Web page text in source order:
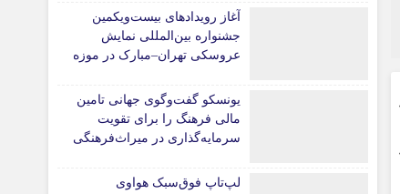
آغاز رویدادهای بیست‌ویکمین
جشنواره بین‌المللی نمایش
عروسکی تهران–مبارک در موزه
یونسکو گفت‌وگوی جهانی تامین
مالی فرهنگ را برای تقویت
سرمایه‌گذاری در میراث‌فرهنگی
برای صنایع خلاق
لپ‌تاپ فوق‌سبک هواوی